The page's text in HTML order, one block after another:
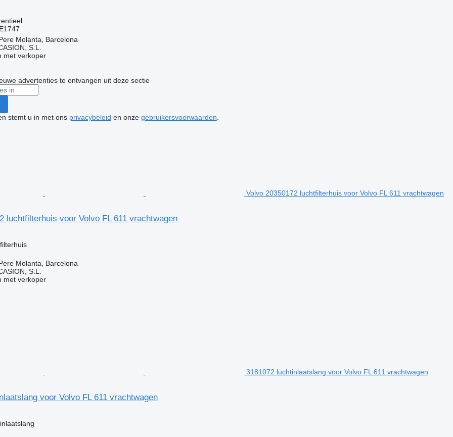
Molanta, Barcelona
S.L.
met verkoper
advertenties te ontvangen uit deze sectie
stemt u in met ons privacybeleid en onze gebruikersvoorwaarden
Volvo 20350172 luchtfilterhuis voor Volvo FL 611 vrachtwagen
luchtfilterhuis voor Volvo FL 611 vrachtwagen
Molanta, Barcelona
S.L.
met verkoper
3181072 luchtinlaatslang voor Volvo FL 611 vrachtwagen
voor Volvo FL 611 vrachtwagen